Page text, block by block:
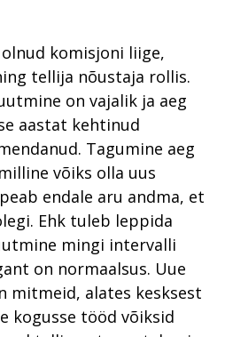
olnud komisjoni liige,
tellija nõustaja rollis.
on vajalik ja aeg
aastat kehtinud
Tagumine aeg
võiks olla uus
endale aru andma, et
Ehk tuleb leppida
mingi intervalli
on normaalsus. Uue
mitmeid, alates kesksest
kogusse tööd võiksid